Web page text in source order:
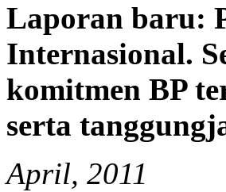
Laporan baru:
Internasional.
komitmen BP
serta
April, 2011